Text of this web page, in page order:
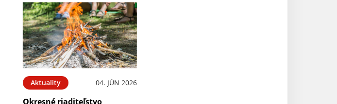
Aktuality 04. JÚN 2026
Okresné riaditeľstvo